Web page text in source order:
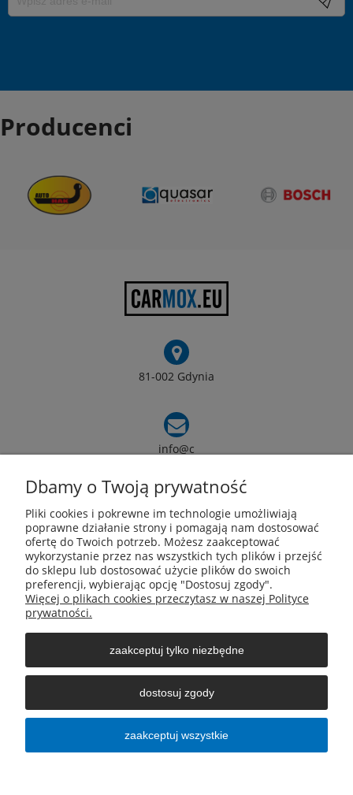
Producenci
81-002 Gdynia
info@c
Pomoc
Moje konto
Płatności i dostawa
Informacje
O nas
Dbamy o Twoją prywatność
Pliki cookies i pokrewne im technologie umożliwiają
poprawne działanie strony i pomagają nam dostosować
ofertę do Twoich potrzeb. Możesz zaakceptować
wykorzystanie przez nas wszystkich tych plików i przejść
do sklepu lub dostosować użycie plików do swoich
preferencji, wybierając opcję "Dostosuj zgody".
Więcej o plikach cookies przeczytasz w naszej Polityce
prywatności.
zaakceptuj tylko niezbędne
dostosuj zgody
zaakceptuj wszystkie